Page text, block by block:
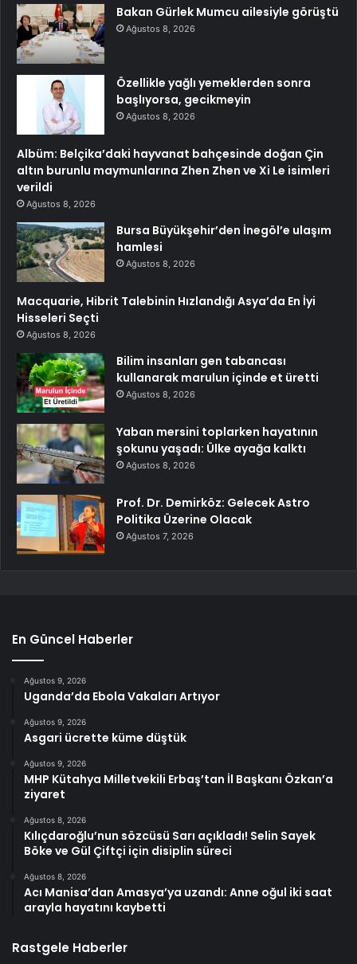
Bakan Gürlek Mumcu ailesiyle görüştü
Ağustos 8, 2026
Özellikle yağlı yemeklerden sonra
başlıyorsa, gecikmeyin
Ağustos 8, 2026
Albüm: Belçika’daki hayvanat bahçesinde doğan Çin
altın burunlu maymunlarına Zhen Zhen ve Xi Le isimleri
verildi
Ağustos 8, 2026
Bursa Büyükşehir’den İnegöl’e ulaşım
hamlesi
Ağustos 8, 2026
Macquarie, Hibrit Talebinin Hızlandığı Asya’da En İyi
Hisseleri Seçti
Ağustos 8, 2026
Bilim insanları gen tabancası
kullanarak marulun içinde et üretti
Ağustos 8, 2026
Yaban mersini toplarken hayatının
şokunu yaşadı: Ülke ayağa kalktı
Ağustos 8, 2026
Prof. Dr. Demirköz: Gelecek Astro
Politika Üzerine Olacak
Ağustos 7, 2026
En Güncel Haberler
Ağustos 9, 2026
Uganda’da Ebola Vakaları Artıyor
Ağustos 9, 2026
Asgari ücrette küme düştük
Ağustos 9, 2026
MHP Kütahya Milletvekili Erbaş’tan İl Başkanı Özkan’a
ziyaret
Ağustos 8, 2026
Kılıçdaroğlu’nun sözcüsü Sarı açıkladı! Selin Sayek
Böke ve Gül Çiftçi için disiplin süreci
Ağustos 8, 2026
Acı Manisa’dan Amasya’ya uzandı: Anne oğul iki saat
arayla hayatını kaybetti
Rastgele Haberler